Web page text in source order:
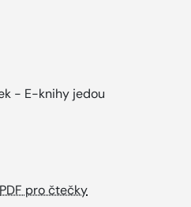
- E-knihy jedou
PDF pro čtečky